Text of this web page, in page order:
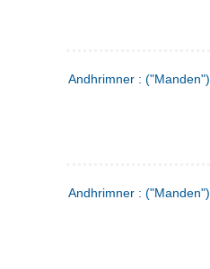
Andhrimner : ("Manden")
Andhrimner : ("Manden")